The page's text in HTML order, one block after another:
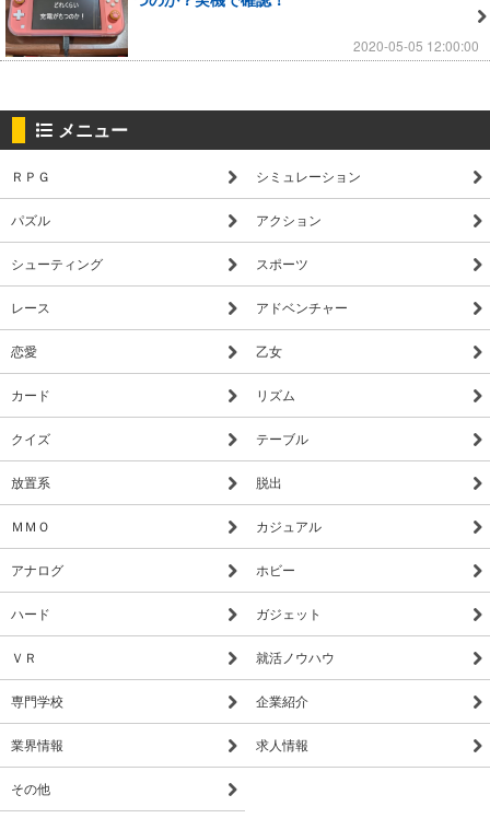
2020-05-05 12:00:00
メニュー
ＲＰＧ シミュレーション
パズル アクション
シューティング スポーツ
レース アドベンチャー
恋愛 乙女
カード リズム
クイズ テーブル
放置系 脱出
ＭＭＯ カジュアル
アナログ ホビー
ハード ガジェット
ＶＲ 就活ノウハウ
専門学校 企業紹介
業界情報 求人情報
その他